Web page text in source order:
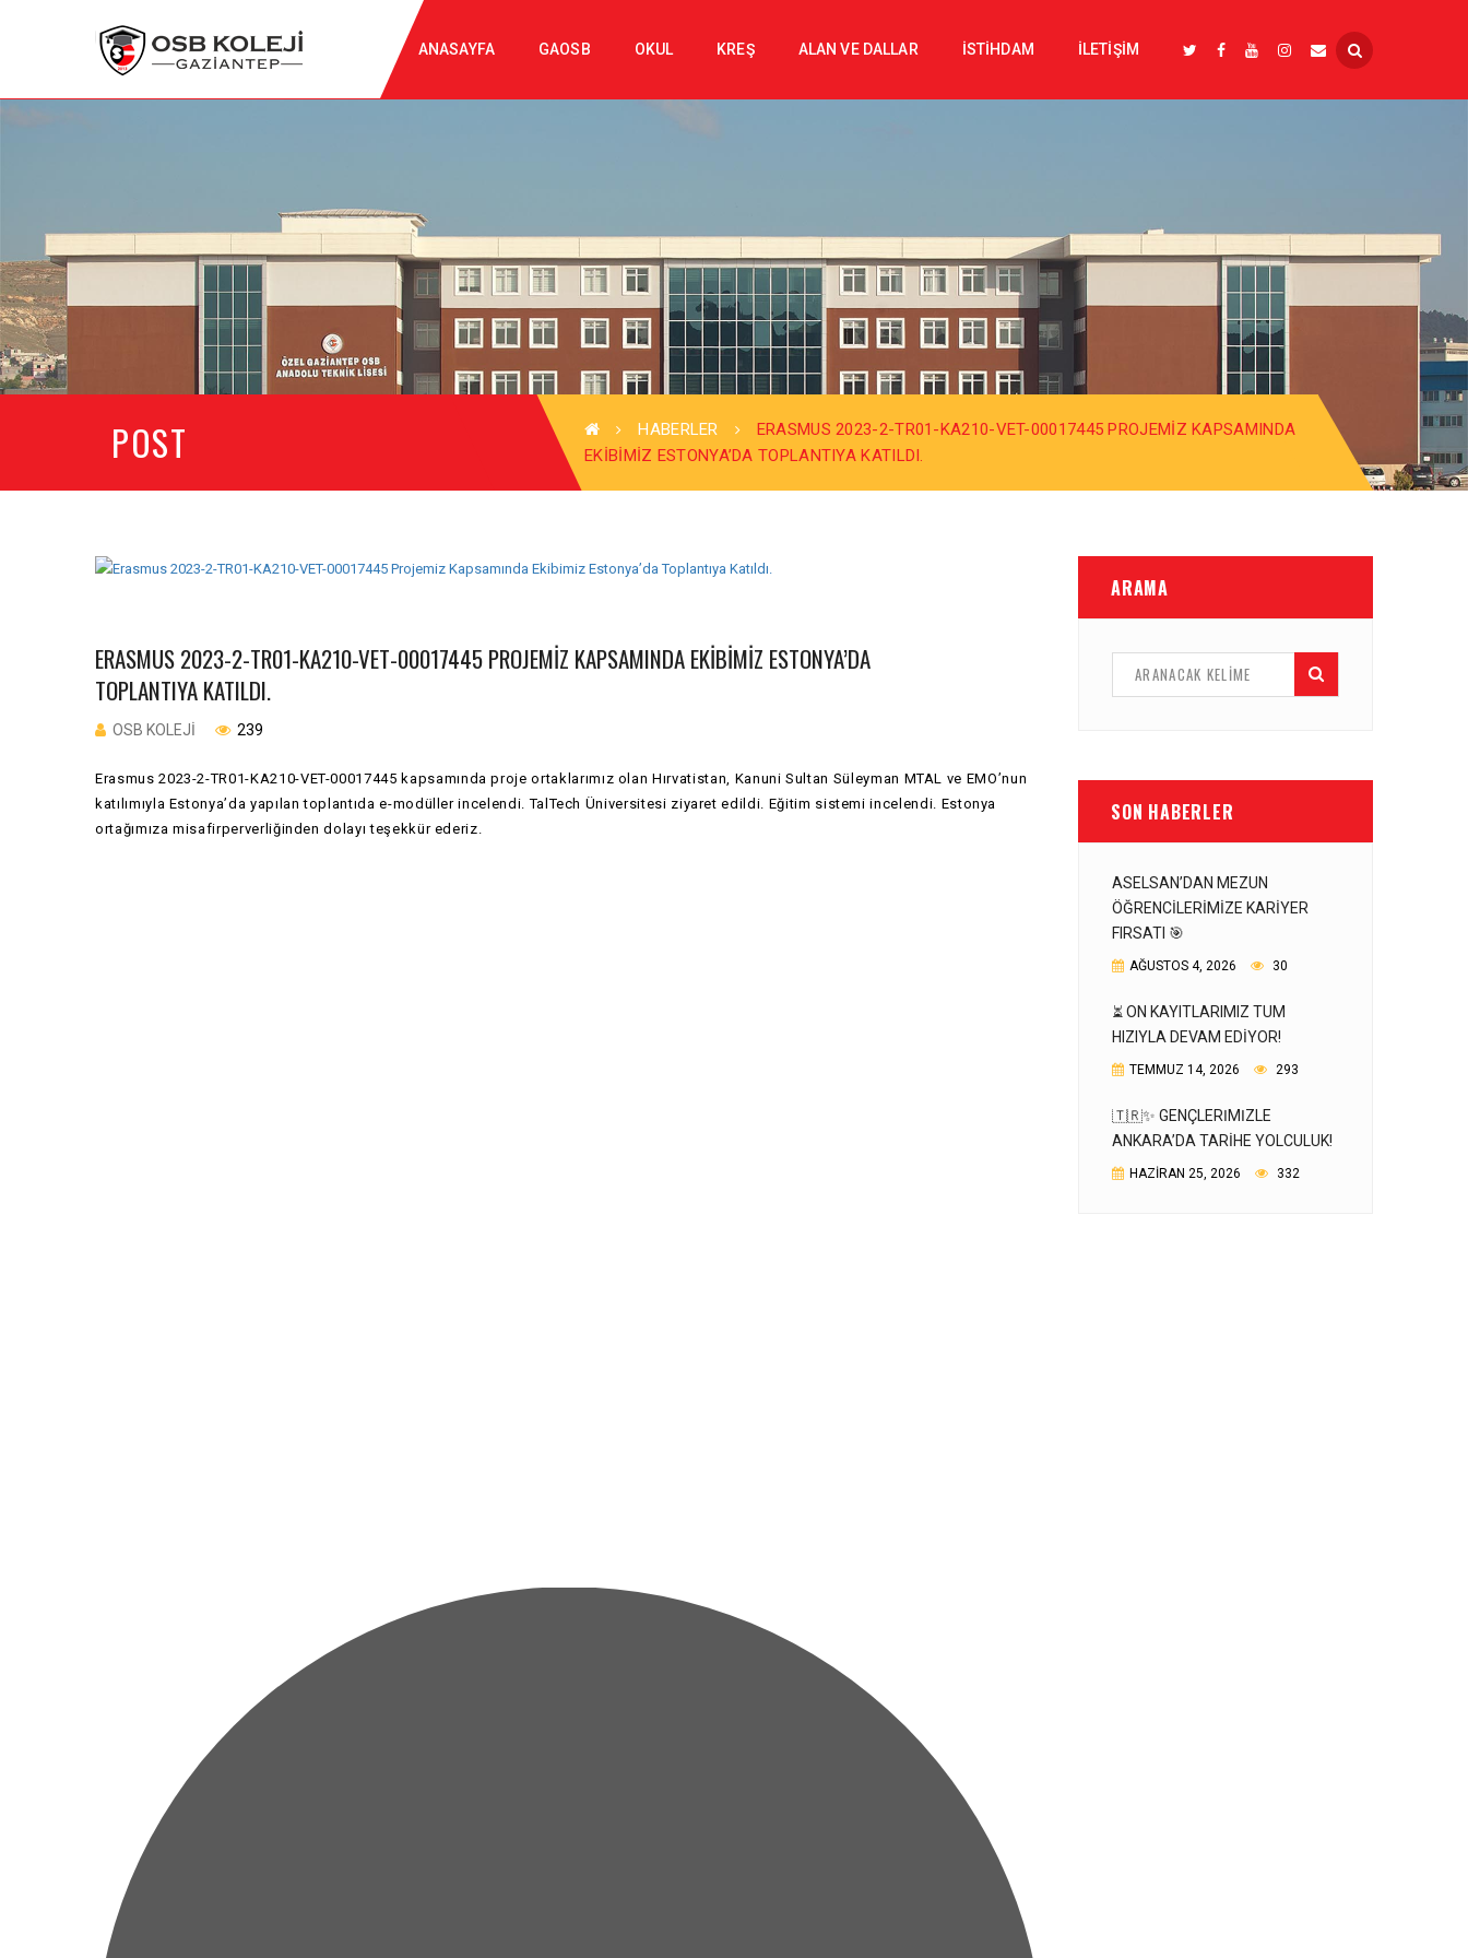
ANASAYFA GAOSB OKUL KREŞ ALAN VE DALLAR İSTİHDAM İLETİŞİM
POST HABERLER
ERASMUS 2023-2-TR01-KA210-VET-00017445 PROJEMIZ KAPSAMINDA
EKIBIMIZ ESTONYA’DA TOPLANTIYA KATILDI.
ERASMUS 2023-2-TR01-KA210-VET-00017445 PROJEMIZ KAPSAMINDA EKIBIMIZ ESTONYA’DA
TOPLANTIYA KATILDI.
OSB KOLEJI 239
Erasmus 2023-2-TR01-KA210-VET-00017445 kapsamında proje ortaklarımız olan Hırvatistan, Kanuni Sultan Süleyman MTAL ve EMO’nun
katılımıyla Estonya’da yapılan toplantıda e-modüller incelendi. TalTech Üniversitesi ziyaret edildi. Eğitim sistemi incelendi. Estonya
ortağımıza misafirperverliğinden dolayı teşekkür ederiz.
ARAMA
SON HABERLER
ASELSAN’DAN MEZUN
ÖĞRENCILERIMIZE KARIYER
FIRSATI 🎯
AĞUSTOS 4, 2026 30
⏳ ÖN KAYITLARIMIZ TÜM
HIZIYLA DEVAM EDIYOR!
TEMMUZ 14, 2026 293
🇹🇷✨ GENÇLERIMIZLE
ANKARA’DA TARIHE YOLCULUK!
HAZIRAN 25, 2026 332